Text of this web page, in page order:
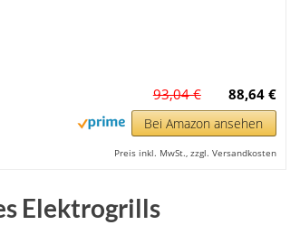
88,64 €
93,04 €
Bei Amazon ansehen
Preis inkl. MwSt., zzgl. Versandkosten
Elektrogrills